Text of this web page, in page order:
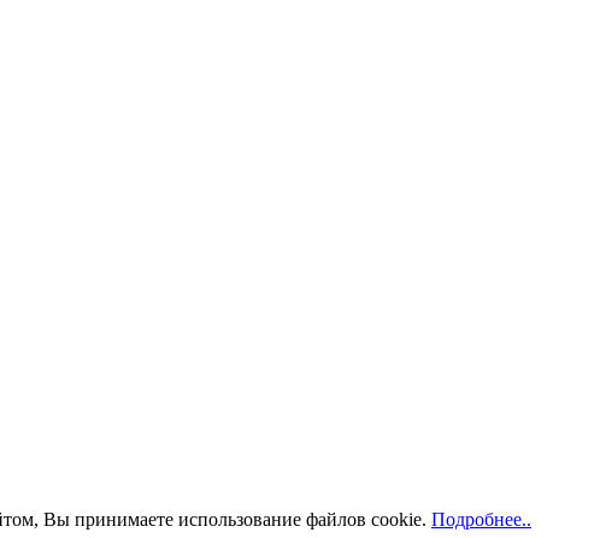
Вы принимаете использование файлов cookie. Подробнее..